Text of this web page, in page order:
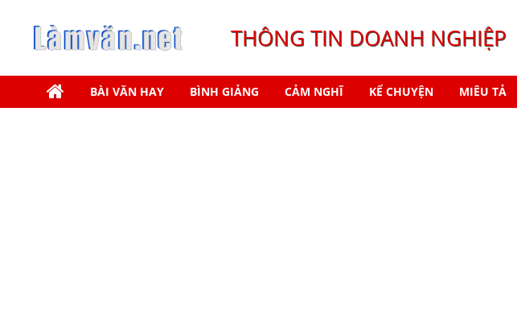
THÔNG TIN DOANH NGHIỆP
BÀI VĂN HAY BÌNH GIẢNG CẢM NGHĨ KỂ CHUYỆN MIÊU TẢ